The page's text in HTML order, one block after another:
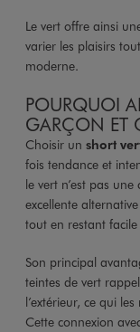
Le vert offre ainsi
varier les plaisirs
moderne.
POURQUOI
GARÇON ET
Choisir un short
fois tendance et
le vert n’est pas
excellente
tout en restant
Son principal
teintes de vert
l’extérieur, ce qui
Cette connexion